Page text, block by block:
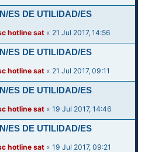
ES DE UTILIDAD/ES
hotline sat « 21 Jul 2017, 14:56
ES DE UTILIDAD/ES
hotline sat « 21 Jul 2017, 09:11
ES DE UTILIDAD/ES
hotline sat «19 Jul 2017, 14:46
ES DE UTILIDAD/ES
hotline sat «19 Jul 2017, 09:21